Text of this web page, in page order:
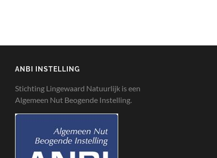
ANBI INSTELLING
Stichting Lingewaard Natuurlijk is een
Algemeen Nut Beogende Instelling.